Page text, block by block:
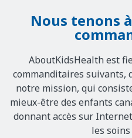
Nous tenons
AboutKidsHealth est
commanditaires suivants,
notre mission, qui
mieux-être des enfants
donnant accès sur
les